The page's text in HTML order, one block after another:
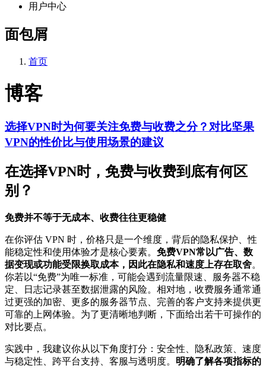
用户中心
面包屑
首页
博客
选择VPN时为何要关注免费与收费之分？对比坚果
VPN的性价比与使用场景的建议
在选择VPN时，免费与收费到底有何区
别？
免费并不等于无成本、收费往往更稳健
在你评估 VPN 时，价格只是一个维度，背后的隐私保护、性
能稳定性和使用体验才是核心要素。 免费VPN常以广告、数
据变现或功能受限换取成本，因此在隐私和速度上存在取舍。
你若以“免费”为唯一标准，可能会遇到流量限速、服务器不稳
定、日志记录甚至数据泄露的风险。相对地，收费服务通常通
过更强的加密、更多的服务器节点、完善的客户支持来提供更
可靠的上网体验。为了更清晰地判断，下面给出若干可操作的
对比要点。
实践中，我建议你从以下角度打分：安全性、隐私政策、速度
与稳定性、跨平台支持、客服与透明度。 明确了解各项指标的